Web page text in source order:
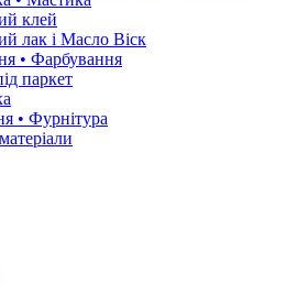
клей
лак і Масло Віск
• Фарбування
паркет
• Фурнітура